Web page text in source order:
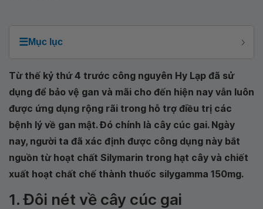
☰Mục lục
Từ thế kỷ thứ 4 trước công nguyên Hy Lạp đã sử
dụng để bảo vệ gan và mãi cho đến hiện nay vẫn luôn
được ứng dụng rộng rãi trong hỗ trợ điều trị các
bệnh lý về gan mật. Đó chính là cây cúc gai. Ngày
nay, người ta đã xác định được công dụng này bắt
nguồn từ hoạt chất Silymarin trong hạt cây và chiết
xuất hoạt chất chế thành thuốc silygamma 150mg.
1. Đôi nét về cây cúc gai